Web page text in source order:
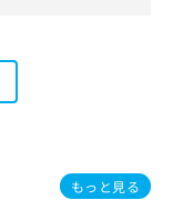
もっと見る